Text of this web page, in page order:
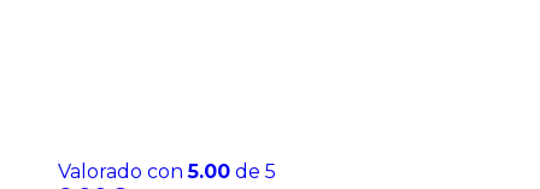
Valorado con5.00 de 5